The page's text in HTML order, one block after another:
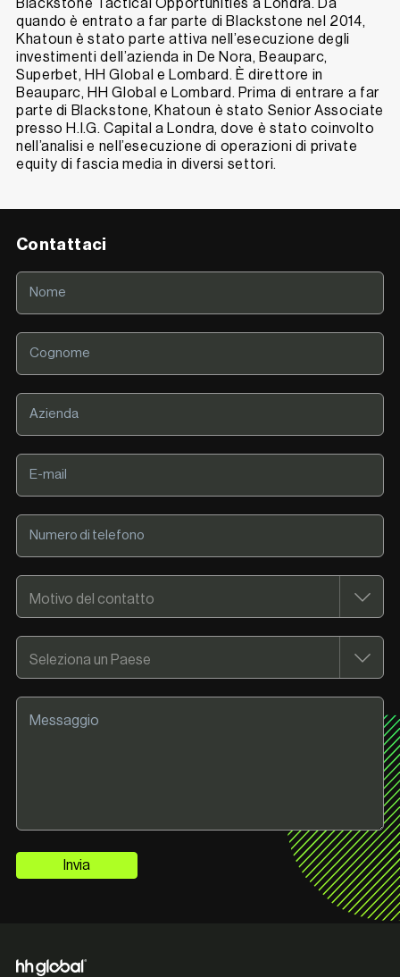
Blackstone Tactical Opportunities a Londra. Da
quando è entrato a far parte di Blackstone nel 2014,
Khatoun è stato parte attiva nell’esecuzione degli
investimenti dell’azienda in De Nora, Beauparc,
Superbet, HH Global e Lombard. È direttore in
Beauparc, HH Global e Lombard. Prima di entrare a far
parte di Blackstone, Khatoun è stato Senior Associate
presso H.I.G. Capital a Londra, dove è stato coinvolto
nell’analisi e nell’esecuzione di operazioni di private
equity di fascia media in diversi settori.
Contattaci
Invia